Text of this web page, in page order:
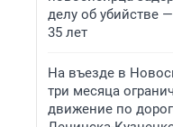
делу об убийстве
35 лет
На въезде в
три месяца
движение по